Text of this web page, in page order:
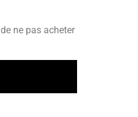
ne pas acheter